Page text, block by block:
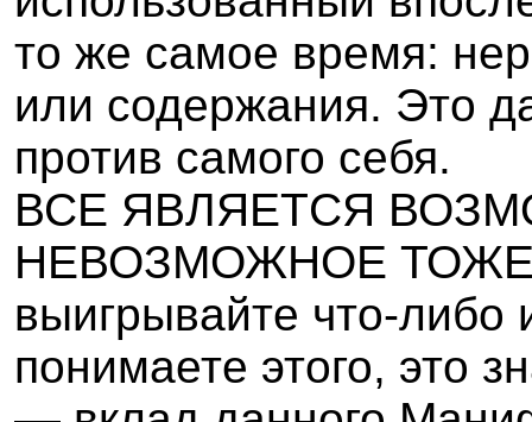
то же самое время:
или содержания. Это
против самого себя.
ВСЕ ЯВЛЯЕТСЯ
НЕВОЗМОЖНОЕ ТОЖЕ!
выигрывайте что-либо
понимаете этого, это